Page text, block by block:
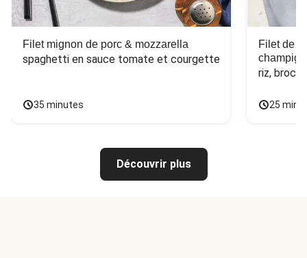
Filet mignon de porc & mozzarella
spaghetti en sauce tomate et courgette
35 minutes
Filet de
riz,
25
Découvrir plus